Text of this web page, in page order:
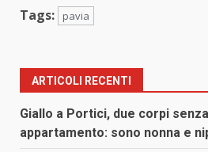
Tags: pavia
ARTICOLI RECENTI
Giallo a Portici, due corpi
appartamento: sono nonna e